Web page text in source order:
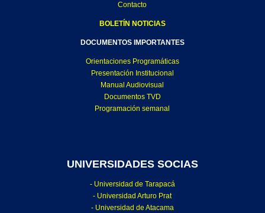
Contacto
BOLETÍN NOTICIAS
DOCUMENTOS IMPORTANTES
Orientaciones Programáticas
Presentación Institucional
Manual Audiovisual
Documentos TVD
Programación semanal
UNIVERSIDADES SOCIAS
- Universidad de Tarapacá
- Universidad Arturo Prat
- Universidad de Atacama